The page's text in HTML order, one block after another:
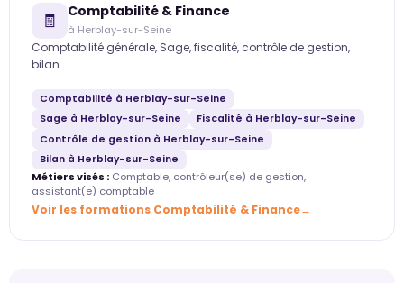
🧾 Comptabilité & Finance
à Herblay-sur-Seine
Comptabilité générale, Sage, fiscalité, contrôle de gestion,
bilan
Comptabilité à Herblay-sur-Seine
Sage à Herblay-sur-Seine
Fiscalité à Herblay-sur-Seine
Contrôle de gestion à Herblay-sur-Seine
Bilan à Herblay-sur-Seine
Métiers visés : Comptable, contrôleur(se) de gestion,
assistant(e) comptable
Voir les formations Comptabilité & Finance